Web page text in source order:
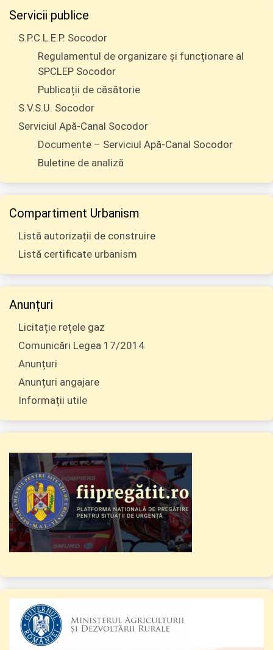
Servicii publice
S.P.C.L.E.P. Socodor
Regulamentul de organizare și funcționare al
SPCLEP Socodor
Publicații de căsătorie
S.V.S.U. Socodor
Serviciul Apă-Canal Socodor
Documente – Serviciul Apă-Canal Socodor
Buletine de analiză
Compartiment Urbanism
Listă autorizații de construire
Listă certificate urbanism
Anunțuri
Licitație rețele gaz
Comunicări Legea 17/2014
Anunțuri
Anunțuri angajare
Informații utile